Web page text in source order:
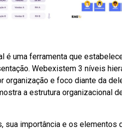
é uma ferramenta que
Webexistem 3 níveis
organização e foco diante da
a estrutura organizacional
sua importância e os elementos